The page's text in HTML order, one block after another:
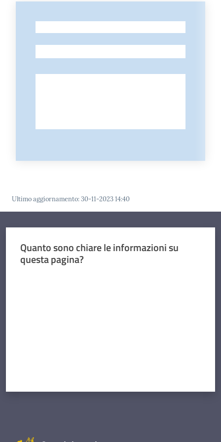
-
Ultimo aggiornamento:30-11-2023 14:40
Quanto sono chiare le informazioni su
questa pagina?